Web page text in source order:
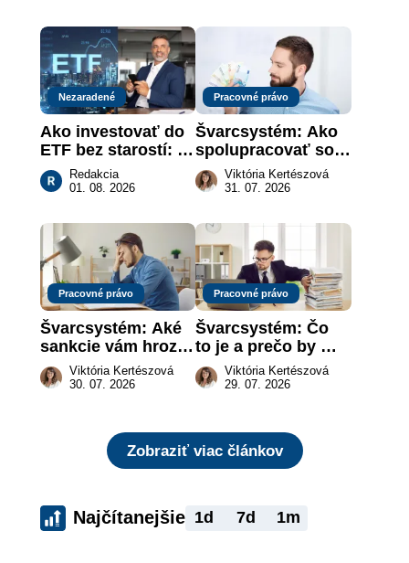
práce
Nezaradené
Ako investovať do
ETF bez starostí:
Investičné plány,
ktoré urobia prácu
Redakcia
01. 08. 2026
Pracovné právo
Švarcsystém: Ako
spolupracovať so
živnostníkom
legálne a bez
Viktória Kertészová
31. 07. 2026
Pracovné právo
Švarcsystém: Aké
sankcie vám hrozia
a prečo nestačí
zaplatiť pokutu?
Viktória Kertészová
30. 07. 2026
Pracovné právo
Švarcsystém: Čo
to je a prečo by
vás to malo
zaujímať
Viktória Kertészová
29. 07. 2026
Zobraziť viac článkov
Najčítanejšie 1d 7d 1m